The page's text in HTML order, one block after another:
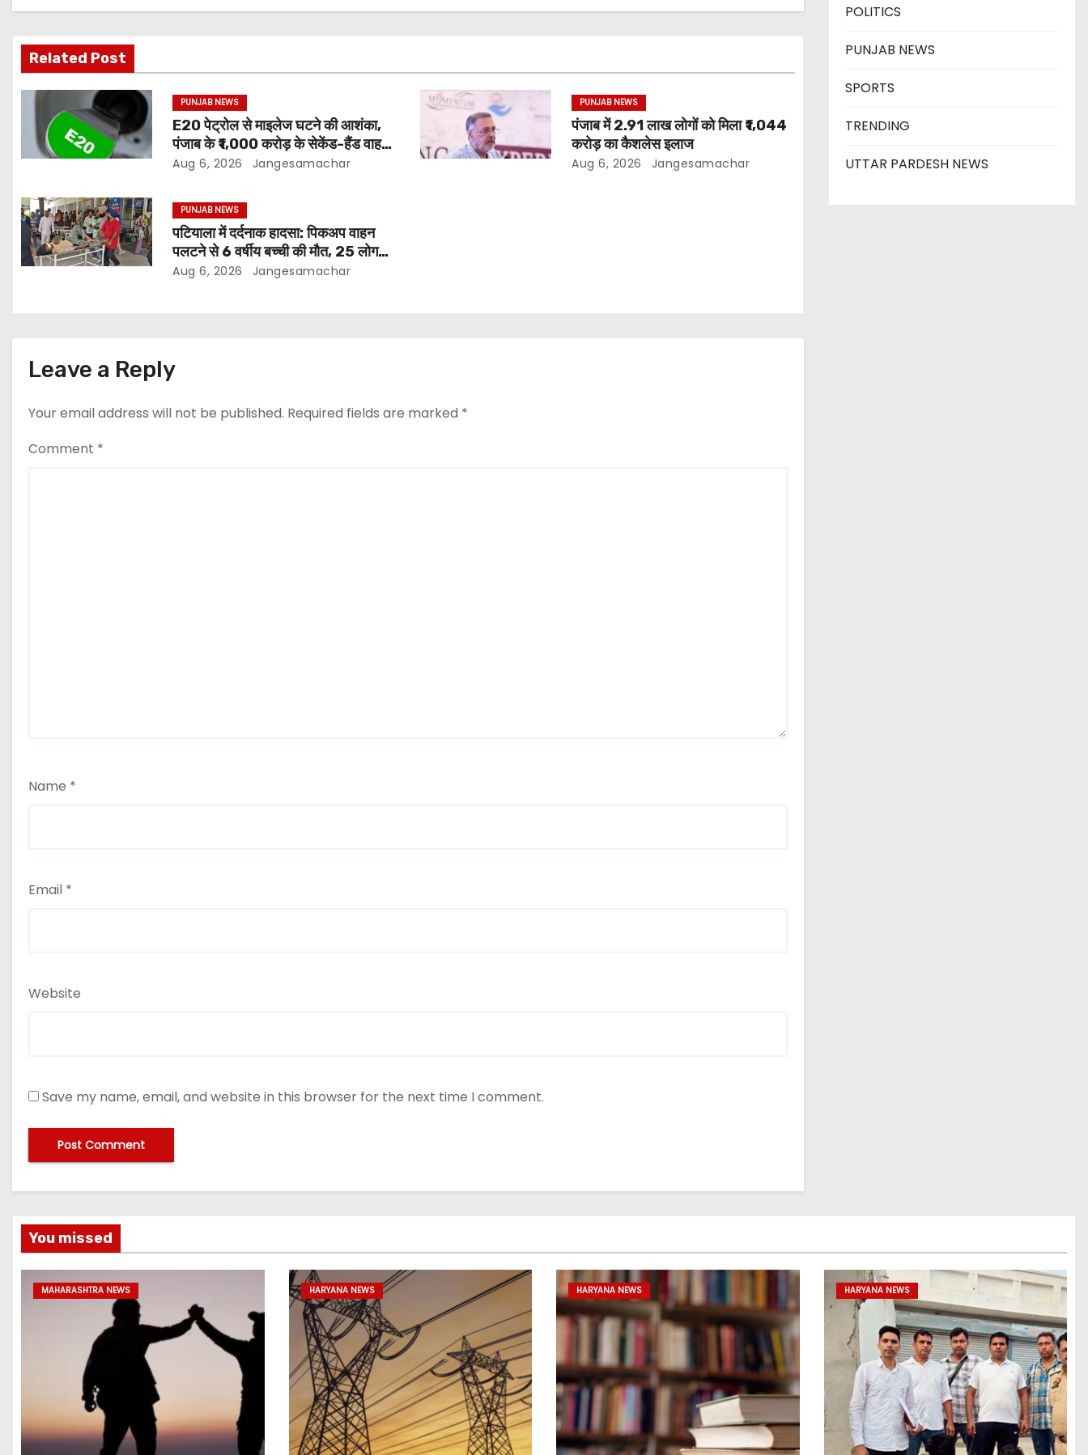
Related Post
PUNJAB NEWS
E20 पेट्रोल से माइलेज घटने की आशंका,
पंजाब के ₹1,000 करोड़ के सेकेंड-हैंड वाहन
बाजार पर असर
Aug 6, 2026 Jangesamachar
PUNJAB NEWS
पंजाब में 2.91 लाख लोगों को मिला ₹1,044
करोड़ का कैशलेस इलाज
Aug 6, 2026 Jangesamachar
PUNJAB NEWS
पटियाला में दर्दनाक हादसा: पिकअप वाहन
पलटने से 6 वर्षीय बच्ची की मौत, 25 लोग
घायल
Aug 6, 2026 Jangesamachar
Leave a Reply
Your email address will not be published. Required fields are marked *
Comment *
Name *
Email *
Website
Save my name, email, and website in this browser for the next time I comment.
POLITICS
PUNJAB NEWS
SPORTS
TRENDING
UTTAR PARDESH NEWS
You missed
MAHARASHTRA NEWS HARYANA NEWS HARYANA NEWS HARYANA NEWS